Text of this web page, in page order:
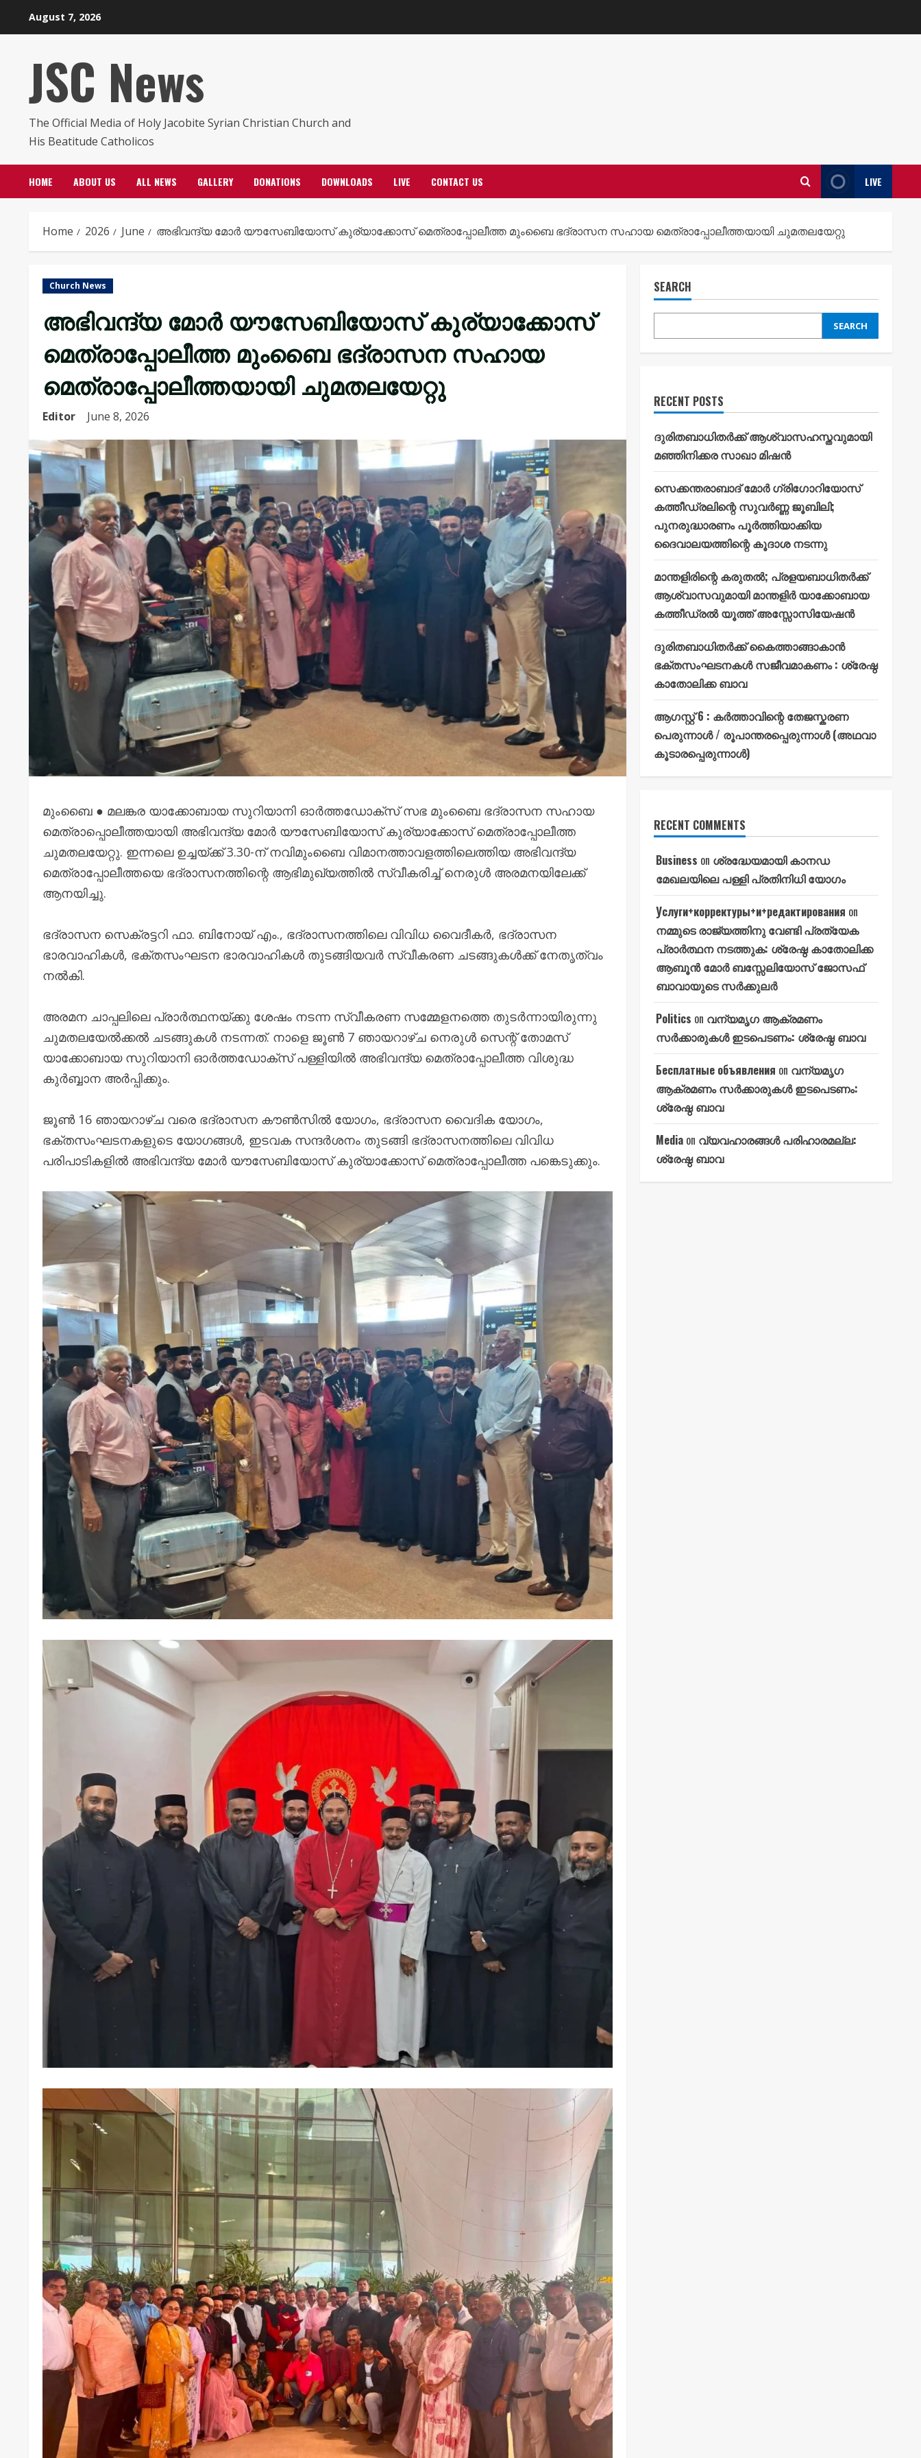
August 7, 2026
JSC News
The Official Media of Holy Jacobite Syrian Christian Church and
His Beatitude Catholicos
HOME ABOUT US ALL NEWS GALLERY DONATIONS DOWNLOADS LIVE CONTACT US LIVE
Home 2026 June അഭിവന്ദ്യ മോർ യൗസേബിയോസ് കുര്യാക്കോസ് മെത്രാപ്പോലീത്ത മുംബൈ ഭദ്രാസന സഹായ മെത്രാപ്പോലീത്തയായി ചുമതലയേറ്റു
Church News
അഭിവന്ദ്യ മോർ യൗസേബിയോസ് കുര്യാക്കോസ്
മെത്രാപ്പോലീത്ത മുംബൈ ഭദ്രാസന സഹായ
മെത്രാപ്പോലീത്തയായി ചുമതലയേറ്റു
Editor June 8, 2026
മുംബൈ ● മലങ്കര യാക്കോബായ സുറിയാനി ഓർത്തഡോക്സ് സഭ മുംബൈ ഭദ്രാസന സഹായ
മെത്രാപ്പൊലീത്തയായി അഭിവന്ദ്യ മോർ യൗസേബിയോസ് കുര്യാക്കോസ് മെത്രാപ്പോലീത്ത
ചുമതലയേറ്റു. ഇന്നലെ ഉച്ചയ്ക്ക് 3.30-ന് നവിമുംബൈ വിമാനത്താവളത്തിലെത്തിയ അഭിവന്ദ്യ
മെത്രാപ്പോലീത്തയെ ഭദ്രാസനത്തിന്റെ ആഭിമുഖ്യത്തിൽ സ്വീകരിച്ച് നെരുൾ അരമനയിലേക്ക്
ആനയിച്ചു.
ഭദ്രാസന സെക്രട്ടറി ഫാ. ബിനോയ് എം., ഭദ്രാസനത്തിലെ വിവിധ വൈദീകർ, ഭദ്രാസന
ഭാരവാഹികൾ, ഭക്തസംഘടന ഭാരവാഹികൾ തുടങ്ങിയവർ സ്വീകരണ ചടങ്ങുകൾക്ക് നേതൃത്വം
നൽകി.
അരമന ചാപ്പലിലെ പ്രാർത്ഥനയ്ക്കു ശേഷം നടന്ന സ്വീകരണ സമ്മേളനത്തെ തുടർന്നായിരുന്നു
ചുമതലയേൽക്കൽ ചടങ്ങുകൾ നടന്നത്. നാളെ ജൂൺ 7 ഞായറാഴ്ച നെരുൾ സെന്റ് തോമസ്
യാക്കോബായ സുറിയാനി ഓർത്തഡോക്സ് പള്ളിയിൽ അഭിവന്ദ്യ മെത്രാപ്പോലീത്ത വിശുദ്ധ
കുർബ്ബാന അർപ്പിക്കും.
ജൂൺ 16 ഞായറാഴ്ച വരെ ഭദ്രാസന കൗൺസിൽ യോഗം, ഭദ്രാസന വൈദിക യോഗം,
ഭക്തസംഘടനകളുടെ യോഗങ്ങൾ, ഇടവക സന്ദർശനം തുടങ്ങി ഭദ്രാസനത്തിലെ വിവിധ
പരിപാടികളിൽ അഭിവന്ദ്യ മോർ യൗസേബിയോസ് കുര്യാക്കോസ് മെത്രാപ്പോലീത്ത പങ്കെടുക്കും.
SEARCH
SEARCH
RECENT POSTS
ദുരിതബാധിതർക്ക് ആശ്വാസഹസ്തവുമായി
മഞ്ഞിനിക്കര സാഖാ മിഷൻ
സെക്കന്തരാബാദ് മോർ ഗ്രിഗോറിയോസ്
കത്തീഡ്രലിന്റെ സുവർണ്ണ ജൂബിലി;
പുനരുദ്ധാരണം പൂർത്തിയാക്കിയ
ദൈവാലയത്തിന്റെ കൂദാശ നടന്നു
മാന്തളിരിന്റെ കരുതൽ; പ്രളയബാധിതർക്ക്
ആശ്വാസവുമായി മാന്തളിർ യാക്കോബായ
കത്തീഡ്രൽ യൂത്ത് അസ്സോസിയേഷൻ
ദുരിതബാധിതർക്ക് കൈത്താങ്ങാകാൻ
ഭക്തസംഘടനകൾ സജീവമാകണം : ശ്രേഷ്ഠ
കാതോലിക്ക ബാവ
ആഗസ്റ്റ് 6 : കർത്താവിന്റെ തേജസ്കരണ
പെരുന്നാൾ / രൂപാന്തരപ്പെരുന്നാൾ (അഥവാ
കൂടാരപ്പെരുന്നാൾ)
RECENT COMMENTS
Business on ശ്രദ്ധേയമായി കാനഡ
മേഖലയിലെ പള്ളി പ്രതിനിധി യോഗം
Услуги+корректуры+и+редактирования on
നമ്മുടെ രാജ്യത്തിനു വേണ്ടി പ്രത്യേക
പ്രാർത്ഥന നടത്തുക: ശ്രേഷ്ഠ കാതോലിക്ക
ആബൂൻ മോർ ബസ്സേലിയോസ് ജോസഫ്
ബാവായുടെ സർക്കുലർ
Politics on വന്യമൃഗ ആക്രമണം
സർക്കാരുകൾ ഇടപെടണം: ശ്രേഷ്ഠ ബാവ
Бесплатные объявления on വന്യമൃഗ
ആക്രമണം സർക്കാരുകൾ ഇടപെടണം:
ശ്രേഷ്ഠ ബാവ
Media on വ്യവഹാരങ്ങൾ പരിഹാരമല്ല:
ശ്രേഷ്ഠ ബാവ